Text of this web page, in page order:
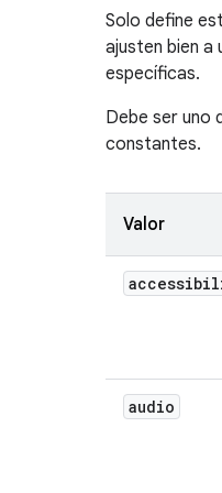
Solo define
ajusten bien a
específicas.
Debe ser uno
constantes.
Valor
audio